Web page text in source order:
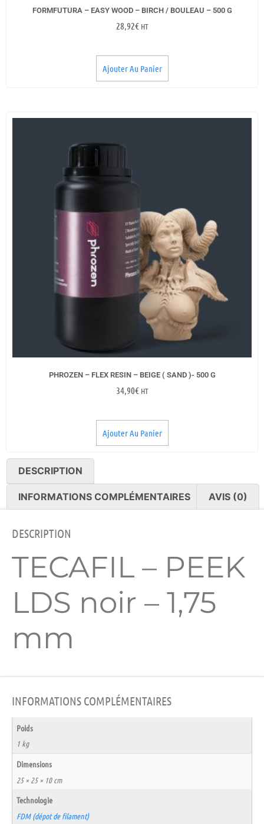
FORMFUTURA – EASY WOOD – BIRCH / BOULEAU – 500 G
28,92€ HT
Ajouter Au Panier
PHROZEN – FLEX RESIN – BEIGE ( SAND )- 500 G
34,90€ HT
Ajouter Au Panier
DESCRIPTION
INFORMATIONS COMPLÉMENTAIRES AVIS (0)
DESCRIPTION
TECAFIL – PEEK
LDS noir – 1,75
mm
INFORMATIONS COMPLÉMENTAIRES
Poids
1 kg
Dimensions
25 × 25 × 10 cm
Technologie
FDM (dépot de filament)